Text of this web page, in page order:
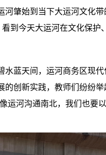
河肇始到当下大运河文化
到今天大运河在文化保
水蓝天间，运河商务区现
的创新实践，教师们纷纷
运河沟通南北，我们也要